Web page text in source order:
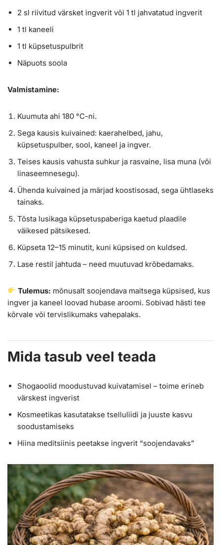
2 sl riivitud värsket ingverit või 1 tl jahvatatud ingverit
1 tl kaneeli
1 tl küpsetuspulbrit
Näpuots soola
Valmistamine:
Kuumuta ahi 180 °C-ni.
Sega kausis kuivained: kaerahelbed, jahu,
küpsetuspulber, sool, kaneel ja ingver.
Teises kausis vahusta suhkur ja rasvaine, lisa muna (või
linaseemnesegu).
Ühenda kuivained ja märjad koostisosad, sega ühtlaseks
tainaks.
Tõsta lusikaga küpsetuspaberiga kaetud plaadile
väikesed pätsikesed.
Küpseta 12–15 minutit, kuni küpsised on kuldsed.
Lase restil jahtuda – need muutuvad krõbedamaks.
Tulemus: mõnusalt soojendava maitsega küpsised, kus
ingver ja kaneel loovad hubase aroomi. Sobivad hästi tee
kõrvale või tervislikumaks vahepalaks.
Mida tasub veel teada
Shogaoolid moodustuvad kuivatamisel – toime erineb
värskest ingverist
Kosmeetikas kasutatakse tselluliidi ja juuste kasvu
soodustamiseks
Hiina meditsiinis peetakse ingverit “soojendavaks”